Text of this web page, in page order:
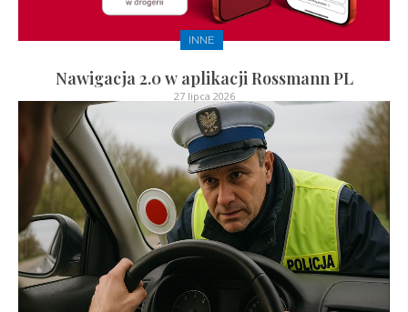
INNE
Nawigacja 2.0 w aplikacji Rossmann PL
27 lipca 2026